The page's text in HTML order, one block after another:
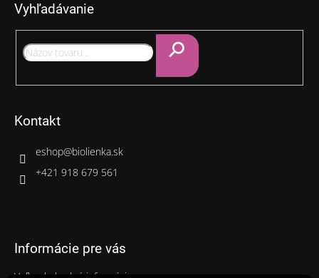
Vyhľadávanie
Hľadať
Kontakt
eshop@biolienka.sk
+421 918 679 561
Informácie pre vás